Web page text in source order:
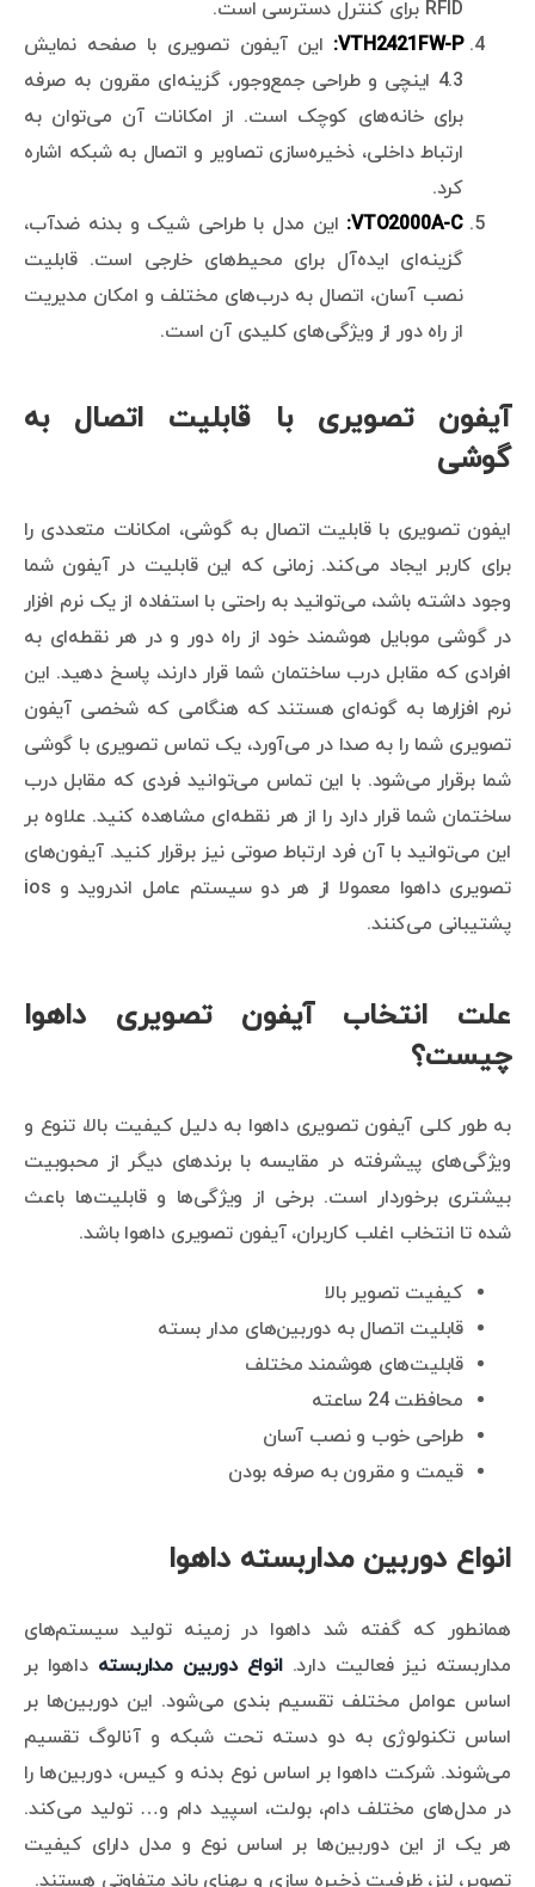
RFID برای کنترل دسترسی است.
VTH2421FW-P:
این آیفون تصویری با صفحه نمایش
4.3 اینچی و طراحی جمع‌وجور، گزینه‌ای مقرون به صرفه
برای خانه‌های کوچک است. از امکانات آن می‌توان به
ارتباط داخلی، ذخیره‌سازی تصاویر و اتصال به شبکه اشاره
کرد.
VTO2000A-C: این مدل با طراحی شیک و بدنه ضدآب،
گزینه‌ای ایده‌آل برای محیط‌های خارجی است. قابلیت
نصب آسان، اتصال به درب‌های مختلف و امکان مدیریت
از راه دور از ویژگی‌های کلیدی آن است.
آیفون تصویری با قابلیت اتصال به
گوشی
ایفون تصویری با قابلیت اتصال به گوشی، امکانات متعددی را
برای کاربر ایجاد می‌کند. زمانی که این قابلیت در آیفون شما
وجود داشته باشد، می‌توانید به راحتی با استفاده از یک نرم افزار
در گوشی موبایل هوشمند خود از راه دور و در هر نقطه‌ای به
افرادی که مقابل درب ساختمان شما قرار دارند، پاسخ دهید. این
نرم افزارها به گونه‌ای هستند که هنگامی که شخصی آیفون
تصویری شما را به صدا در می‌آورد، یک تماس تصویری با گوشی
شما برقرار می‌شود. با این تماس می‌توانید فردی که مقابل درب
ساختمان شما قرار دارد را از هر نقطه‌ای مشاهده کنید. علاوه بر
این می‌توانید با آن فرد ارتباط صوتی نیز برقرار کنید. آیفون‌های
تصویری داهوا معمولا از هر دو سیستم عامل اندروید و ios
پشتیبانی می‌کنند.
علت انتخاب آیفون تصویری داهوا
چیست؟
به طور کلی آیفون تصویری داهوا به دلیل کیفیت بالا، تنوع و
ویژگی‌های پیشرفته در مقایسه با برندهای دیگر از محبوبیت
بیشتری برخوردار است. برخی از ویژگی‌ها و قابلیت‌ها باعث
شده تا انتخاب اغلب کاربران، آیفون تصویری داهوا باشد.
کیفیت تصویر بالا
قابلیت اتصال به دوربین‌های مدار بسته
قابلیت‌های هوشمند مختلف
محافظت 24 ساعته
طراحی خوب و نصب آسان
قیمت و مقرون به صرفه بودن
انواع دوربین مداربسته داهوا
همانطور که گفته شد داهوا در زمینه تولید سیستم‌های
مداربسته نیز فعالیت دارد. انواع دوربین مداربسته داهوا بر
اساس عوامل مختلف تقسیم بندی می‌شود. این دوربین‌ها بر
اساس تکنولوژی به دو دسته تحت شبکه و آنالوگ تقسیم
می‌شوند. شرکت داهوا بر اساس نوع بدنه و کیس، دوربین‌ها را
در مدل‌های مختلف دام، بولت، اسپید دام و… تولید می‌کند.
هر یک از این دوربین‌ها بر اساس نوع و مدل دارای کیفیت
تصویر، لنز، ظرفیت ذخیره سازی و پهنای باند متفاوتی هستند.